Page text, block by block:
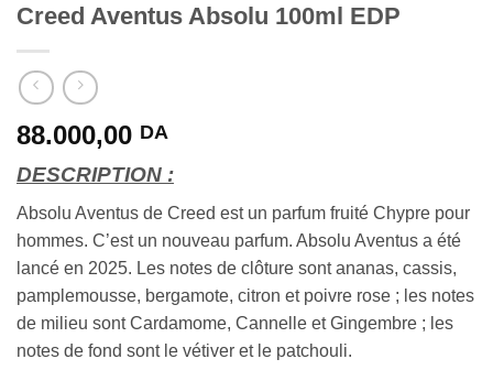
Creed Aventus Absolu 100ml EDP
88.000,00 DA
DESCRIPTION :
Absolu Aventus de Creed est un parfum fruité Chypre pour
hommes. C’est un nouveau parfum. Absolu Aventus a été
lancé en 2025. Les notes de clôture sont ananas, cassis,
pamplemousse, bergamote, citron et poivre rose ; les notes
de milieu sont Cardamome, Cannelle et Gingembre ; les
notes de fond sont le vétiver et le patchouli.